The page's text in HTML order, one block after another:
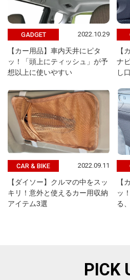
GADGET 2022.10.29
【カー用品】車内天井にピタ
ッ！「頭上にティッシュ」が予
想以上に使いやすい
【
ナ
し
CAR & BIKE 2022.09.11
【ダイソー】クルマの中をスッ
キリ！意外と使えるカー用収納
アイテム3選
【
ッ
る
PICK